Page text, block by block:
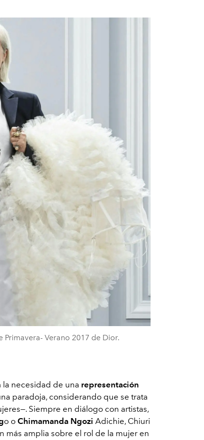
Verano 2017 de Dior.
la necesidad de una representación
paradoja, considerando que se trata
Siempre en diálogo con artistas,
o o Chimamanda Ngozi Adichie, Chiuri
más amplia sobre el rol de la mujer en